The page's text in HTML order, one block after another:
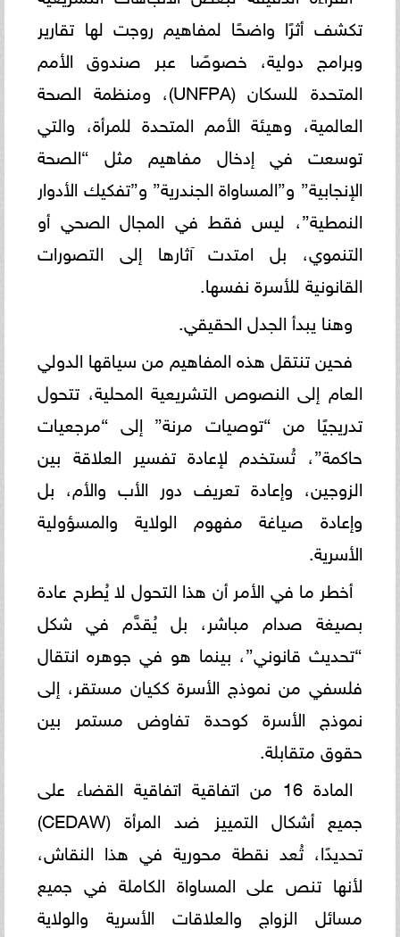
تكشف أثرًا واضحًا لمفاهيم روجت لها تقارير
وبرامج دولية، خصوصًا عبر صندوق الأمم
المتحدة للسكان (UNFPA)، ومنظمة الصحة
العالمية، وهيئة الأمم المتحدة للمرأة، والتي
توسعت في إدخال مفاهيم مثل “الصحة
الإنجابية” و”المساواة الجندرية” و”تفكيك الأدوار
النمطية”، ليس فقط في المجال الصحي أو
التنموي، بل امتدت آثارها إلى التصورات
القانونية للأسرة نفسها.
وهنا يبدأ الجدل الحقيقي.
فحين تنتقل هذه المفاهيم من سياقها الدولي
العام إلى النصوص التشريعية المحلية، تتحول
تدريجيًا من “توصيات مرنة” إلى “مرجعيات
حاكمة”، تُستخدم لإعادة تفسير العلاقة بين
الزوجين، وإعادة تعريف دور الأب والأم، بل
وإعادة صياغة مفهوم الولاية والمسؤولية
الأسرية.
أخطر ما في الأمر أن هذا التحول لا يُطرح عادة
بصيغة صدام مباشر، بل يُقدَّم في شكل
“تحديث قانوني”، بينما هو في جوهره انتقال
فلسفي من نموذج الأسرة ككيان مستقر، إلى
نموذج الأسرة كوحدة تفاوض مستمر بين
حقوق متقابلة.
المادة 16 من اتفاقية اتفاقية القضاء على
جميع أشكال التمييز ضد المرأة (CEDAW)
تحديدًا، تُعد نقطة محورية في هذا النقاش،
لأنها تنص على المساواة الكاملة في جميع
مسائل الزواج والعلاقات الأسرية والولاية